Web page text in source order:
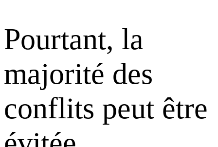
Pourtant, la
majorité des
conflits peut être